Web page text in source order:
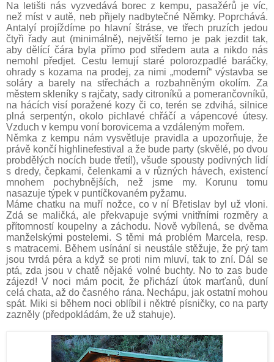
Na letišti nás vyzvedává borec z kempu, pasažérů je víc,
než míst v autě, neb přijely nadbytečné Němky. Poprchává.
Antalyí projíždíme po hlavní štráse, ve třech pruzích jedou
čtyři řady aut (minimálně), největší terno je pak jezdit tak,
aby dělící čára byla přímo pod středem auta a nikdo nás
nemohl předjet. Cestu lemují staré polorozpadlé baráčky,
ohrady s kozama na prodej, za nimi „moderní“ výstavba se
soláry a barely na střechách a rozbahněným okolím. Za
městem skleníky s rajčaty, sady citroníků a pomerančovníků,
na hácích visí poražené kozy či co, terén se zdvihá, silnice
plná serpentýn, okolo pichlavé chřáčí a vápencové útesy.
Vzduch v kempu voní borovicema a vzdáleným mořem.
Němka z kempu nám vysvětluje pravidla a upozorňuje, že
právě končí highlinefestival a že bude party (skvělé, po dvou
probdělých nocích bude třetí!), všude spousty podivných lidí
s dredy, čepkami, čelenkami a v různých hávech, existencí
mnohem pochybnějších, než jsme my. Korunu tomu
nasazuje týpek v puntíčkovaném pyžamu.
Máme chatku na muří nožce, co v ní Břetislav byl už vloni.
Zdá se maličká, ale překvapuje svými vnitřními rozměry a
přítomností koupelny a záchodu. Nově vybílená, se dvěma
manželskými postelemi. S těmi má problém Marcela, resp.
s matracemi. Během usínání si neustále stěžuje, že prý tam
jsou tvrdá péra a když se proti nim mluví, tak to zní. Dál se
ptá, zda jsou v chatě nějaké volné buchty. No to zas bude
zájezd! V noci mám pocit, že přichází útok marťanů, duní
celá chata, až do časného rána. Nechápu, jak ostatní mohou
spát. Miki si během noci oblíbil i něktré písničky, co na party
zazněly (předpokládám, že už stahuje).